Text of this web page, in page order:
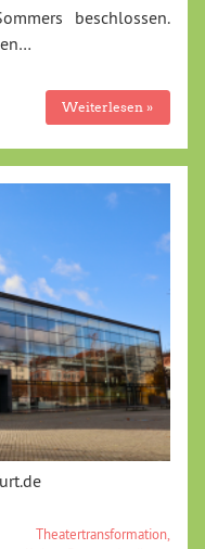
beschlossen.
Weiterlesen »
Theatertransformation